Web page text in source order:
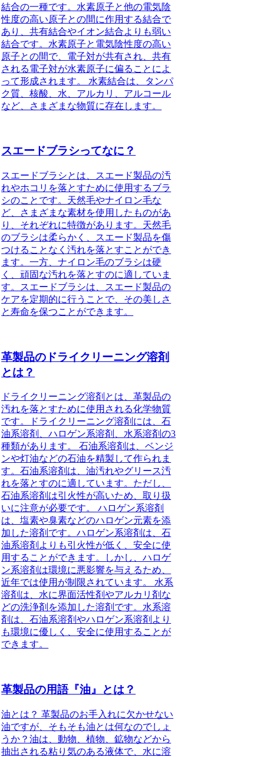
結合の一種です。水素原子と他の電気陰
性度の高い原子との間に作用する結合で
あり、共有結合やイオン結合よりも弱い
結合です。水素原子と電気陰性度の高い
原子との間で、電子対が共有され、共有
される電子対が水素原子に偏ることによ
って形成されます。 水素結合は、タンパ
ク質、核酸、水、アルカリ、アルコール
など、さまざまな物質に存在します。
スエードブラシってなに？
スエードブラシとは、スエード製品の汚
れやホコリを落とすために使用するブラ
シのことです。天然毛やナイロン毛な
ど、さまざまな素材を使用したものがあ
り、それぞれに特徴があります。天然毛
のブラシは柔らかく、スエード製品を傷
つけることなく汚れを落とすことができ
ます。一方、ナイロン毛のブラシは硬
く、頑固な汚れを落とすのに適していま
す。スエードブラシは、スエード製品の
ケアを定期的に行うことで、その美しさ
と寿命を保つことができます。
革製品のドライクリーニング溶剤
とは？
ドライクリーニング溶剤とは、革製品の
汚れを落とすために使用される化学物質
です。ドライクリーニング溶剤には、石
油系溶剤、ハロゲン系溶剤、水系溶剤の3
種類があります。 石油系溶剤は、ベンジ
ンや灯油などの石油を精製して作られま
す。石油系溶剤は、油汚れやグリース汚
れを落とすのに適しています。ただし、
石油系溶剤は引火性が高いため、取り扱
いに注意が必要です。 ハロゲン系溶剤
は、塩素や臭素などのハロゲン元素を添
加した溶剤です。ハロゲン系溶剤は、石
油系溶剤よりも引火性が低く、安全に使
用することができます。しかし、ハロゲ
ン系溶剤は環境に悪影響を与えるため、
近年では使用が制限されています。 水系
溶剤は、水に界面活性剤やアルカリ剤な
どの洗浄剤を添加した溶剤です。水系溶
剤は、石油系溶剤やハロゲン系溶剤より
も環境に優しく、安全に使用することが
できます。
革製品の用語『油』とは？
油とは？ 革製品のお手入れに欠かせない
油ですが、そもそも油とは何なのでしょ
うか？油は、動物、植物、鉱物などから
抽出される粘り気のある液体で、水に溶